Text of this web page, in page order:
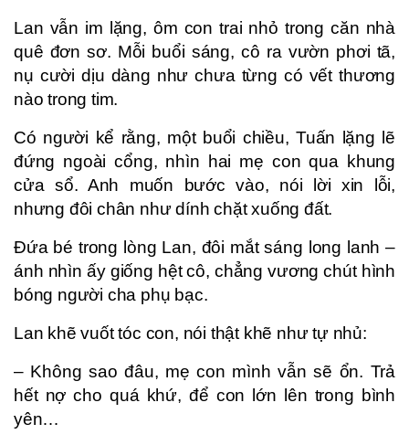
Lan vẫn im lặng, ôm con trai nhỏ trong căn nhà
quê đơn sơ. Mỗi buổi sáng, cô ra vườn phơi tã,
nụ cười dịu dàng như chưa từng có vết thương
nào trong tim.
Có người kể rằng, một buổi chiều, Tuấn lặng lẽ
đứng ngoài cổng, nhìn hai mẹ con qua khung
cửa sổ. Anh muốn bước vào, nói lời xin lỗi,
nhưng đôi chân như dính chặt xuống đất.
Đứa bé trong lòng Lan, đôi mắt sáng long lanh –
ánh nhìn ấy giống hệt cô, chẳng vương chút hình
bóng người cha phụ bạc.
Lan khẽ vuốt tóc con, nói thật khẽ như tự nhủ:
– Không sao đâu, mẹ con mình vẫn sẽ ổn. Trả
hết nợ cho quá khứ, để con lớn lên trong bình
yên…